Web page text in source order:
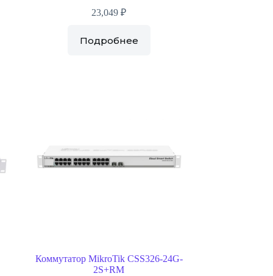
23,049₽
Подробнее
Коммутатор MikroTik CSS326-24G-
2S+RM